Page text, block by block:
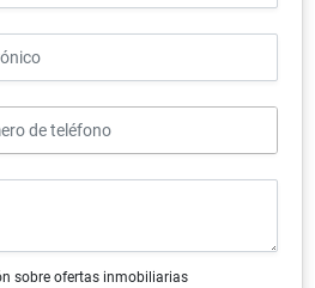
sobre ofertas inmobiliarias